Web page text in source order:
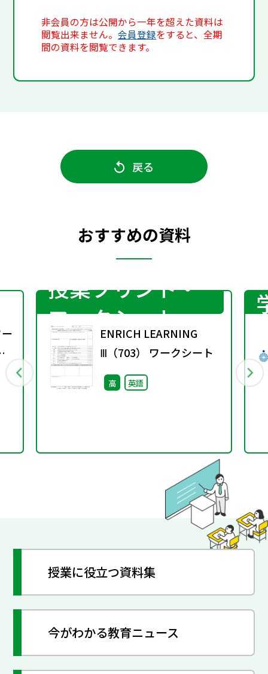
非会員の方は公開から一年を超えた資料は
閲覧出来ません。会員登録をすると、全期
間の資料を閲覧できます。
戻る
おすすめの資料
授業プリント・
ワークシート
ENRICH LEARNING
Ⅲ（703） ワークシート
高 英語
授業に役立つ資料集
今がわかる教育ニュース